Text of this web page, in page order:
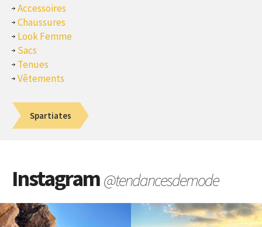
Accessoires
Chaussures
Look Femme
Sacs
Tenues
Vêtements
Spartiates
Instagram@tendancesdemode